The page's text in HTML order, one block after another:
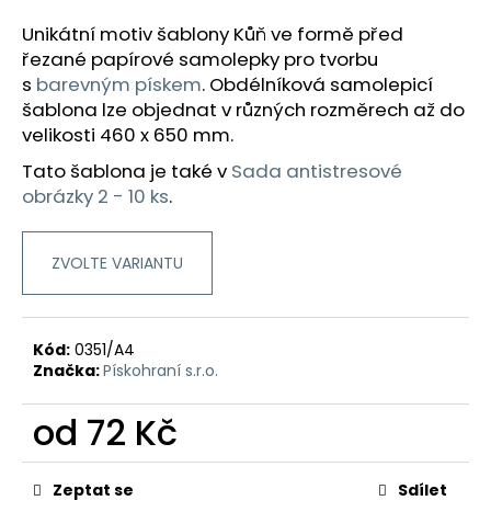
Unikátní motiv šablony Kůň ve formě před
řezané papírové samolepky pro tvorbu
s barevným pískem. Obdélníková samolepicí
šablona lze objednat v různých rozměrech až do
velikosti 460 x 650 mm.
Tato šablona je také v Sada antistresové
obrázky 2 - 10 ks.
ZVOLTE VARIANTU
Kód: 0351/A4
Značka:Pískohraní s.r.o.
od 72 Kč
Měrná
cena:Zeptat se Sdílet
a
j
í
t
?
D
o
p
o
u
č